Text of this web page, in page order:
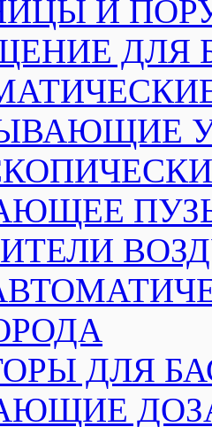
И
ДЛЯ
ДЛЯ